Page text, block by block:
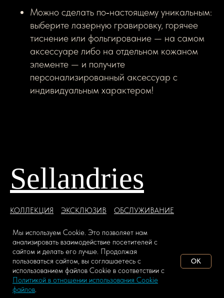
ДОБАВИТЬ В КОРЗИНУ
Можно сделать по‑настоящему уникальным:
выберите лазерную гравировку, горячее
тиснение или фольгирование — на самом
аксессуаре либо на отдельном кожаном
элементе — и получите
персонализированный аксессуар с
индивидуальным характером!
Sellandries
КОЛЛЕКЦИЯ ЭКСКЛЮЗИВ
ОБСЛУЖИВАНИЕ
Пантеон кожи
Возможности Привилегии
Мы используем Сookie. Это позволяет нам
анализировать взаимодействие посетителей с
сайтом и делать его лучше. Продолжая
пользоваться сайтом, вы соглашаетесь с
использованием файлов Сookie в соответствии с
Политикой в отношении использования Cookie
файлов.
OK